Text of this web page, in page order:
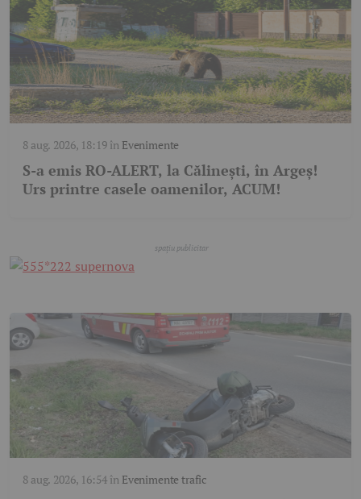
8 aug. 2026, 18:19în Evenimente
S-a emis RO-ALERT, la Călinești, în Argeș!
Urs printre casele oamenilor, ACUM!
8 aug. 2026, 16:54în Evenimente trafic